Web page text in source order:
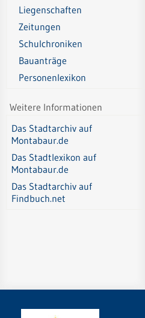
Liegenschaften
Zeitungen
Schulchroniken
Bauanträge
Personenlexikon
Weitere Informationen
Das Stadtarchiv auf
Montabaur.de
Das Stadtlexikon auf
Montabaur.de
Das Stadtarchiv auf
Findbuch.net